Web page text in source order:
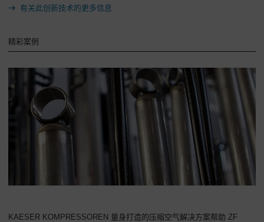
有关此创新技术的更多信息
精彩案例
KAESER KOMPRESSOREN 量身打造的压缩空气解决方案帮助 ZF